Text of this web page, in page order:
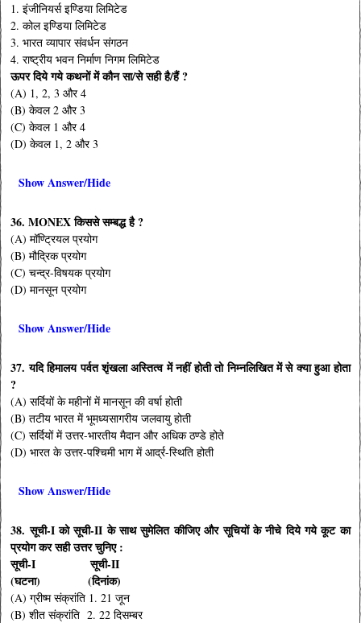
1. इंजीनियर्स इण्डिया लिमिटेड
2. कोल इण्डिया लिमिटेड
3. भारत व्यापार संवर्धन संगठन
4. राष्ट्रीय भवन निर्माण निगम लिमिटेड
ऊपर दिये गये कथनों में कौन सा/से सही है/हैं ?
(A) 1, 2, 3 और 4
(B) केवल 2 और 3
(C) केवल 1 और 4
(D) केवल 1, 2 और 3
Show Answer/Hide
36. MONEX किससे सम्बद्ध है ?
(A) मॉण्ट्रियल प्रयोग
(B) मौद्रिक प्रयोग
(C) चन्द्र-विषयक प्रयोग
(D) मानसून प्रयोग
Show Answer/Hide
37. यदि हिमालय पर्वत शृंखला अस्तित्व में नहीं होती तो निम्नलिखित में से क्या हुआ होता
?
(A) सर्दियों के महीनों में मानसून की वर्षा होती
(B) तटीय भारत में भूमध्यसागरीय जलवायु होती
(C) सर्दियों में उत्तर-भारतीय मैदान और अधिक ठण्डे होते
(D) भारत के उत्तर-पश्चिमी भाग में आर्द्र-स्थिति होती
Show Answer/Hide
38. सूची-I को सूची-II के साथ सुमेलित कीजिए और सूचियों के नीचे दिये गये कूट का
प्रयोग कर सही उत्तर चुनिए :
सूची-I सूची-II
(घटना) (दिनांक)
(A) ग्रीष्म संक्रांति 1. 21 जून
(B) शीत संक्रांति 2. 22 दिसम्बर